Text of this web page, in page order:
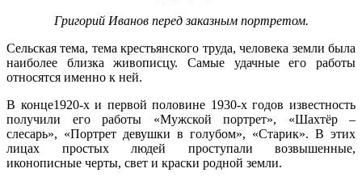
Григорий Иванов перед заказным портретом.
Сельская тема, тема крестьянского труда, человека земли была
наиболее близка живописцу. Самые удачные его работы
относятся именно к ней.
В конце1920-х и первой половине 1930-х годов известность
получили его работы «Мужской портрет», «Шахтёр –
слесарь», «Портрет девушки в голубом», «Старик». В этих
лицах простых людей проступали возвышенные,
иконописные черты, свет и краски родной земли.